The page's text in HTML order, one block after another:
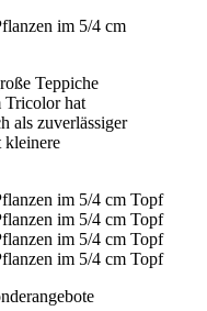
Teppiche
Tricolor hat
als zuverlässiger
kleinere